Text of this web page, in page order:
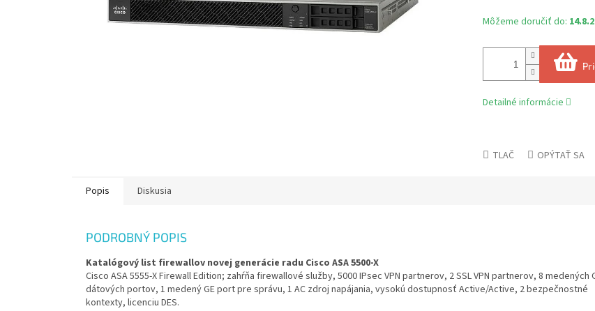
Môžeme doručiť do:
Detailné informácie
TLAČ OPÝTAŤ SA
Popis Diskusia
PODROBNÝ POPIS
Katalógový list firewallov novej generácie radu Cisco ASA 5500-X
Cisco ASA 5555-X Firewall Edition; zahŕňa firewallové služby, 5000 IPsec VPN partnerov, 2 SSL VPN partnerov, 8 medených
dátových portov, 1 medený GE port pre správu, 1 AC zdroj napájania, vysokú dostupnosť Active/Active, 2 bezpečnostné
kontexty, licenciu DES.